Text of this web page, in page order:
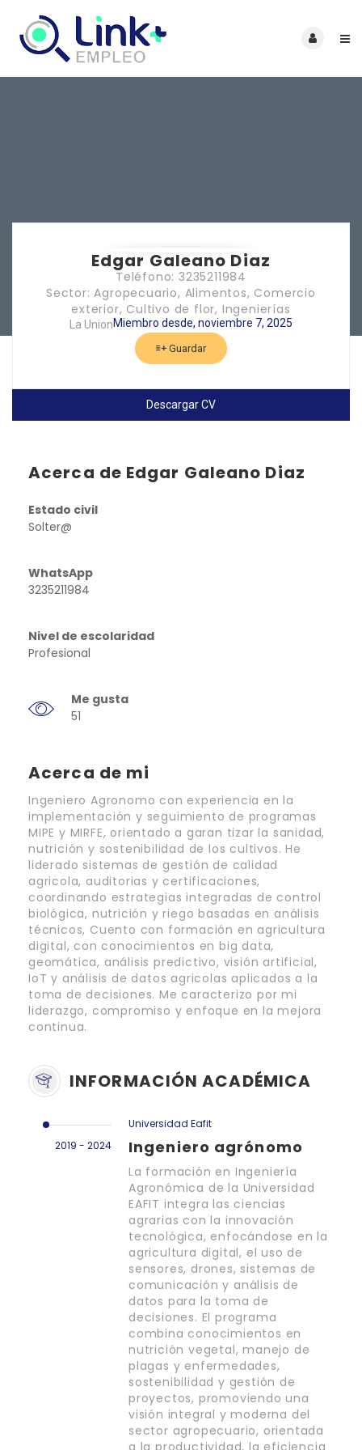
Edgar Galeano Diaz
Teléfono: 3235211984
Sector: Agropecuario, Alimentos, Comercio
exterior, Cultivo de flor, Ingenierías
La UnionMiembro desde, noviembre 7, 2025
Guardar
Descargar CV
Acerca de Edgar Galeano Diaz
Estado civil
Solter@
WhatsApp
3235211984
Nivel de escolaridad
Profesional
Me gusta
51
Acerca de mi
Ingeniero Agronomo con experiencia en la
implementación y seguimiento de programas
MIPE y MIRFE, orientado a garan tizar la sanidad,
nutrición y sostenibilidad de los cultivos. He
liderado sistemas de gestión de calidad
agricola, auditorias y certificaciones,
coordinando estrategias integradas de control
biológica, nutrición y riego basadas en análisis
técnicos, Cuento con formación en agricultura
digital, con conocimientos en big data,
geomática, análisis predictivo, visión artificial,
IoT y análisis de datos agricolas aplicados a la
toma de decisiones. Me caracterizo por mi
liderazgo, compromiso y enfoque en la mejora
continua.
INFORMACIÓN ACADÉMICA
2019 - 2024
Universidad Eafit
Ingeniero agrónomo
La formación en Ingeniería
Agronómica de la Universidad
EAFIT integra las ciencias
agrarias con la innovación
tecnológica, enfocándose en la
agricultura digital, el uso de
sensores, drones, sistemas de
comunicación y análisis de
datos para la toma de
decisiones. El programa
combina conocimientos en
nutrición vegetal, manejo de
plagas y enfermedades,
sostenibilidad y gestión de
proyectos, promoviendo una
visión integral y moderna del
sector agropecuario, orientada
a la productividad, la eficiencia